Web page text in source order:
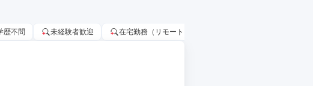
歴不問 未経験者歓迎 在宅勤務（リモートワーク）OK